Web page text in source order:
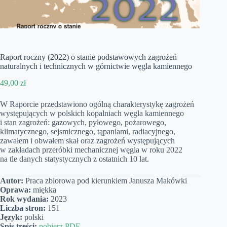
Raport roczny (2022) o stanie podstawowych zagrożeń
naturalnych i technicznych w górnictwie węgla kamiennego
49,00 zł
W Raporcie przedstawiono ogólną charakterystykę zagrożeń
występujących w polskich kopalniach węgla kamiennego
i stan zagrożeń: gazowych, pyłowego, pożarowego,
klimatycznego, sejsmicznego, tąpaniami, radiacyjnego,
zawałem i obwałem skał oraz zagrożeń występujących
w zakładach przeróbki mechanicznej węgla w roku 2022
na tle danych statystycznych z ostatnich 10 lat.
Autor: Praca zbiorowa pod kierunkiem Janusza Makówki
Oprawa: miękka
Rok wydania: 2023
Liczba stron: 151
Język: polski